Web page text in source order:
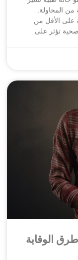
من المحاولة.
على الأقل من
تؤثر على
الوقاية